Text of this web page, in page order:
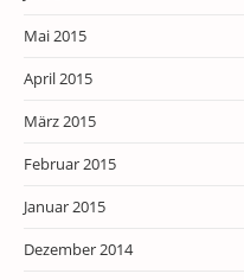
Mai 2015
April 2015
März 2015
Februar 2015
Januar 2015
Dezember 2014